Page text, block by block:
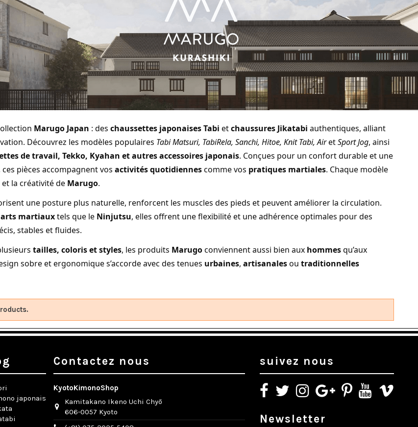
Marugo Japan : deschaussettes japonaises Tabi etchaussures Jikatabi authentiques, alliant
Découvrez les modèles populaires Tabi Matsuri, TabiRela, Sanchi, Hitoe, Knit Tabi, AiretSport Jog, ainsi
de travail, Tekko, Kyahan et autres accessoires japonais. Conçues pour un confort durable et une
pièces accompagnent vosactivités quotidiennescomme vos pratiques martiales. Chaque modèle
la créativité de Marugo.
une posture plus naturelle, renforcent les muscles des pieds et peuvent améliorer la circulation.
arts martiauxtels que le Ninjutsu, elles offrent une flexibilité et une adhérence optimales pour des
stables et fluides.
tailles, coloris et styles, les produits Marugoconviennent aussi bien aux hommesqu’aux
sobre et ergonomique s’accorde avec des tenues urbaines,artisanalesoutraditionnelles
japonais
Contactez nous
KyotoKimonoShop
Kamitakano Ikeno Uchi Chyō
606-0057 Kyoto
suivez nous
Newsletter